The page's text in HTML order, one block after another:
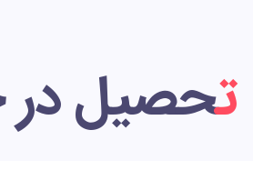
تحصیل